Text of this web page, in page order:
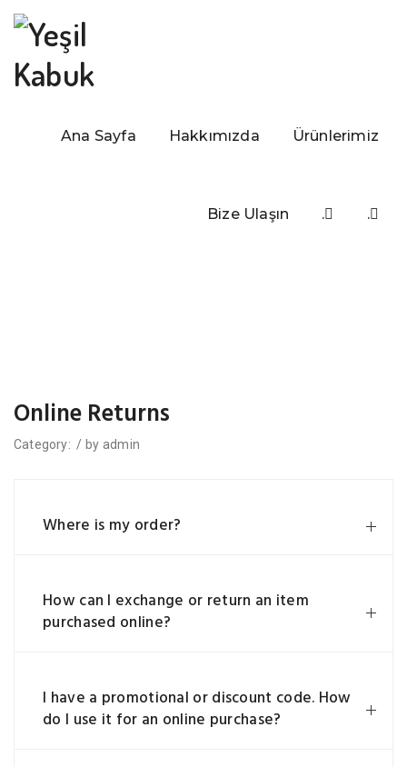
Ana Sayfa Hakkımızda Ürünlerimiz
Bize Ulaşın . .
Online Returns
Category: / by admin
Where is my order?
How can I exchange or return an item
purchased online?
I have a promotional or discount code. How
do I use it for an online purchase?